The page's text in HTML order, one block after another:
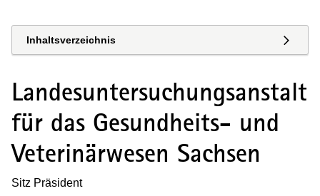
Inhaltsverzeichnis
Landesuntersuchungsanstalt
für das Gesundheits- und
Veterinärwesen Sachsen
Sitz Präsident